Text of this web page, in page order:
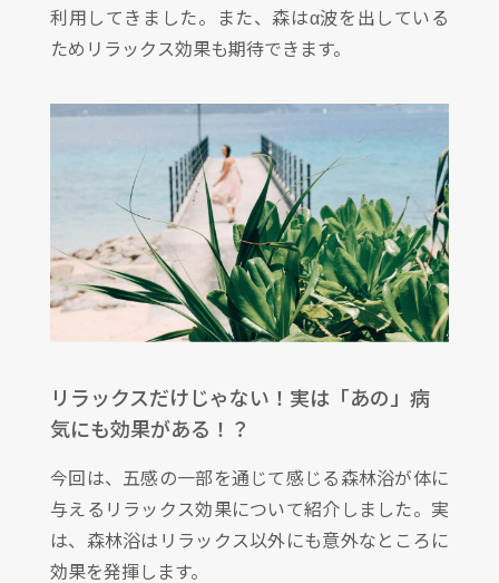
利用してきました。また、森はα波を出している
ためリラックス効果も期待できます。
リラックスだけじゃない！実は「あの」病
気にも効果がある！？
今回は、五感の一部を通じて感じる森林浴が体に
与えるリラックス効果について紹介しました。実
は、森林浴はリラックス以外にも意外なところに
効果を発揮します。